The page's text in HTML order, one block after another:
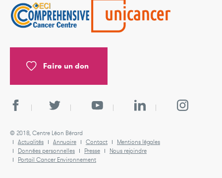
Faire un don
© 2018, Centre Léon Bérard
Actualités
Annuaire Contact
Mentions légales
Données personnelles
Presse
Nous rejoindre
Portail Cancer Environnement